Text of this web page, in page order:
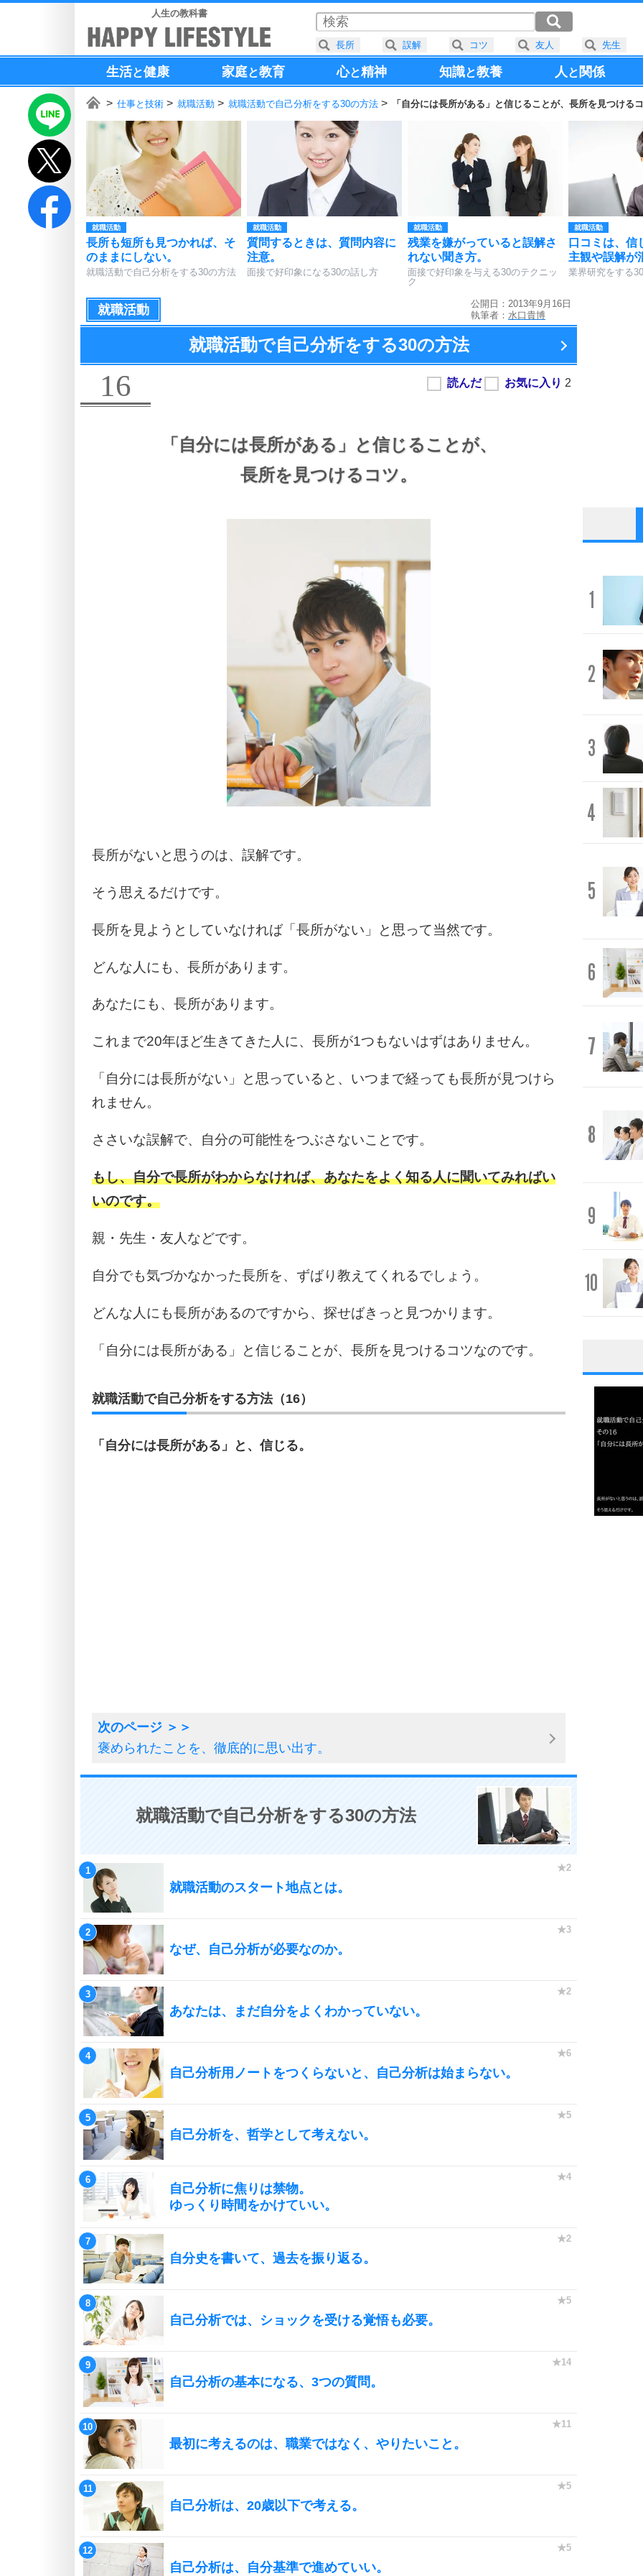
人生の教科書
生活と健康 家庭と教育 心と精神 知識と教養 人と 関係
仕事と技術 就職活動 就職活動で自己分析をする30の方法 「自分には長所がある」と信じることが、長所を見つけるコ
就職活動
長所も短所も見つかれば、そ
のままにしない。
就職活動で自己分析をする30の方法
就職活動
質問するときは、質問内容に
注意。
面接で好印象になる30の話し方
就職活動
残業を嫌がっていると誤解さ
れない聞き方。
面接で好印象を与える30のテクニッ
ク
就職活動
口コミは、信
主観や誤解が
業界研究をする
就職活動
公開日：2013年9月16日
執筆者： 水口貴博
就職活動で自己分析をする30の方法
16
「自分には長所がある」と信じることが、
長所を見つけるコツ。
長所がないと思うのは、誤解です。
そう思えるだけです。
長所を見ようとしていなければ「長所がない」と思って当然です。
どんな人にも、長所があります。
あなたにも、長所があります。
これまで20年ほど生きてきた人に、長所が1つもないはずはありません。
「自分には長所がない」と思っていると、いつまで経っても長所が見つけら
れません。
ささいな誤解で、自分の可能性をつぶさないことです。
もし、自分で長所がわからなければ、あなたをよく知る人に聞いてみればい
いのです。
親・先生・友人などです。
自分でも気づかなかった長所を、ずばり教えてくれるでしょう。
どんな人にも長所があるのですから、探せばきっと見つかります。
「自分には長所がある」と信じることが、長所を見つけるコツなのです。
就職活動で自己分析をする方法（16）
「自分には長所がある」と、信じる。
褒められたことを、徹底的に思い出す。
就職活動で自己分析をする30の方法
就職活動のスタート地点とは。
なぜ、自己分析が必要なのか。
あなたは、まだ自分をよくわかっていない。
自己分析用ノートをつくらないと、自己分析は始まらない。
自己分析を、哲学として考えない。
自己分析に焦りは禁物。
ゆっくり時間をかけていい。
自分史を書いて、過去を振り返る。
自己分析では、ショックを受ける覚悟も必要。
自己分析の基本になる、3つの質問。
最初に考えるのは、職業ではなく、やりたいこと。
自己分析は、20歳以下で考える。
自己分析は、自分基準で進めていい。
1
2
3
4
5
6
7
8
9
10
1
3
長所 誤解 コツ 友人 先生